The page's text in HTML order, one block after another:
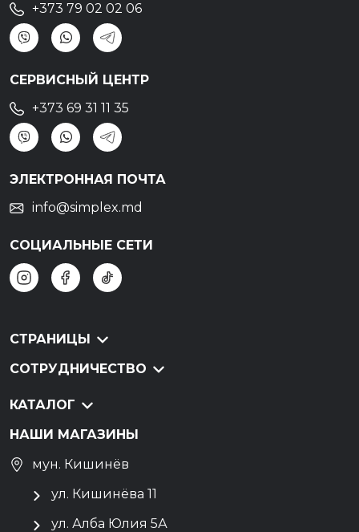
+373 79 02 02 06
СЕРВИСНЫЙ ЦЕНТР
+373 69 31 11 35
ЭЛЕКТРОННАЯ ПОЧТА
info@simplex.md
СОЦИАЛЬНЫЕ СЕТИ
СТРАНИЦЫ
СОТРУДНИЧЕСТВО
КАТАЛОГ
НАШИ МАГАЗИНЫ
мун. Кишинёв
ул. Кишинёва 11
ул. Алба Юлия 5А